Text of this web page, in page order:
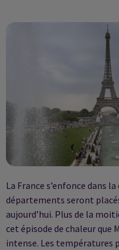
La France s’enfonce dans
départements seront
aujourd’hui. Plus de la
cet épisode de chaleur que
intense. Les